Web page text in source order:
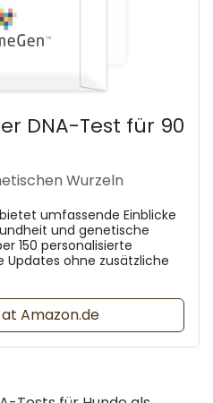
DNA-Test für 90
Wurzeln
umfassende Einblicke
und genetische
150 personalisierte
ohne zusätzliche
Amazon.de